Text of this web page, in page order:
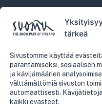
tärkeä
Sivustomme käyttää
parantamiseksi, sosiaalisen
ja kävijämäärien
välttämättömiä sivuston
automaattisesti.
kaikki evästeet.
Vuokraamo